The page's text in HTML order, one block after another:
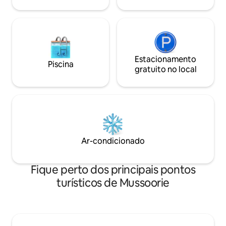
de vistas deslumbrantes ✨
Piscina
Estacionamento
gratuito no local
Ar-condicionado
Fique perto dos principais pontos
turísticos de Mussoorie